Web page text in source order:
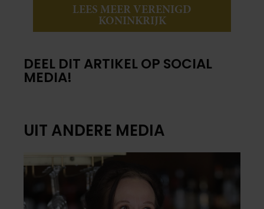
LEES MEER VERENIGD
KONINKRIJK
DEEL DIT ARTIKEL OP SOCIAL
MEDIA!
UIT ANDERE MEDIA